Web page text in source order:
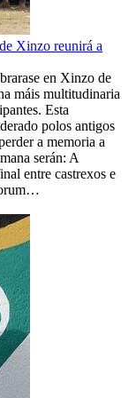
Xinzo reunirá a
en Xinzo de
máis multitudinaria
Esta
polos antigos
a memoria a
serán: A
entre castrexos e